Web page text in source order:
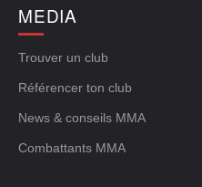
MEDIA
Trouver un club
Référencer ton club
News & conseils MMA
Combattants MMA